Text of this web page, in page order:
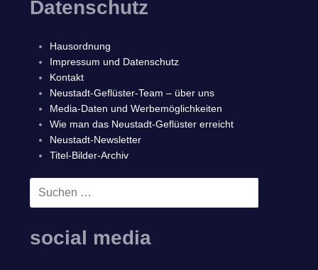
Datenschutz
Hausordnung
Impressum und Datenschutz
Kontakt
Neustadt-Geflüster-Team – über uns
Media-Daten und Werbemöglichkeiten
Wie man das Neustadt-Geflüster erreicht
Neustadt-Newsletter
Titel-Bilder-Archiv
Suchen
social media